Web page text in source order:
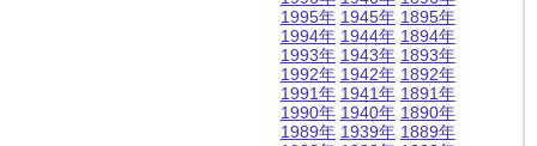
1995年
1994年
1993年
1992年
1991年
1990年
1989年
1945年
1944年
1943年
1942年
1941年
1940年
1939年
1895年
1894年
1893年
1892年
1891年
1890年
1889年